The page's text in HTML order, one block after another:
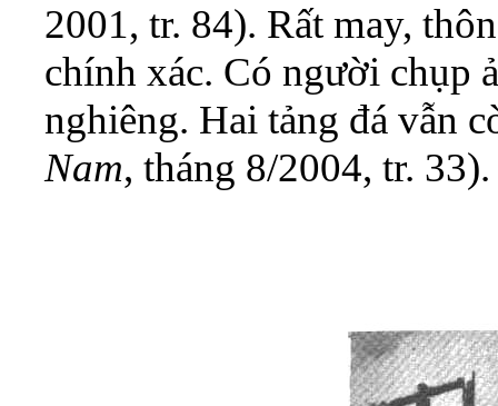
2001, tr. 84). Rất may,
chính xác. Có người chụp
nghiêng. Hai tảng đá vẫn
Nam, tháng 8/2004, tr.